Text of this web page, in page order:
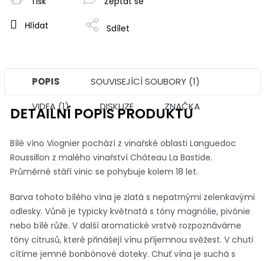
Hlídat Sdílet
POPIS
SOUVISEJÍCÍ SOUBORY (1)
VIDEA (1)
DISKUZE ZNAČKA
DETAILNÍ POPIS PRODUKTU
Bílé víno Viognier pochází z vinařské oblasti Languedoc
Roussillon z malého vinařství Château La Bastide.
Průměrné stáří vinic se pohybuje kolem 18 let.
Barva tohoto bílého vína je zlatá s nepatrnými zelenkavými
odlesky. Vůně je typicky květnatá s tóny magnólie, pivónie
nebo bílé růže. V další aromatické vrstvě rozpoznáváme
tóny citrusů, které přinášejí vínu příjemnou svěžest. V chuti
cítíme jemné bonbónové doteky. Chuť vína je suchá s